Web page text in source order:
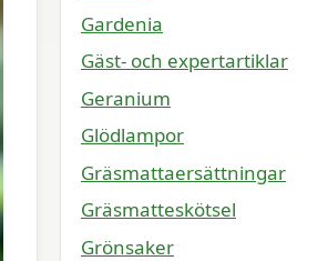
Gardenia
Gäst- och expertartiklar
Geranium
Glödlampor
Gräsmattaersättningar
Gräsmatteskötsel
Grönsaker